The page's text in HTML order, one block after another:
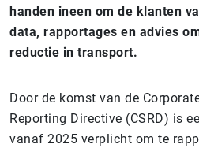
handen ineen om de klanten
data, rapportages en advies
reductie in transport.
Door de komst van de
Reporting Directive (CSRD) is
vanaf 2025 verplicht om te